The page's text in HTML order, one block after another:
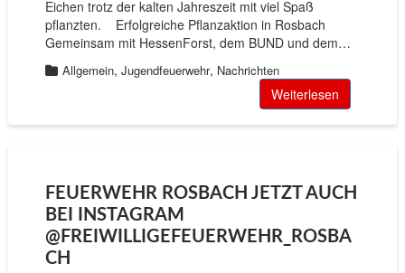
Eichen trotz der kalten Jahreszeit mit viel Spaß
pflanzten. Erfolgreiche Pflanzaktion in Rosbach
Gemeinsam mit HessenForst, dem BUND und dem…
Allgemein, Jugendfeuerwehr, Nachrichten
Weiterlesen
FEUERWEHR ROSBACH JETZT AUCH
BEI INSTAGRAM
@FREIWILLIGEFEUERWEHR_ROSBA
CH